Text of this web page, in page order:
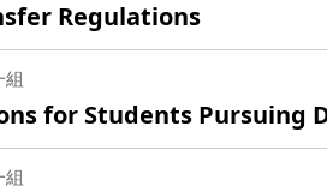
Regulations
for Students Pursuing